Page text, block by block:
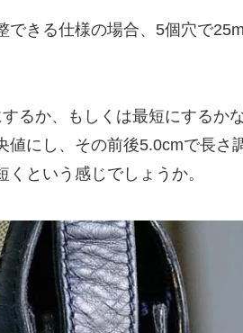
きる仕様の場合、5個穴で
るか、もしくは最短にするか
値にし、その前後5.0cmで長さ
という感じでしょうか。